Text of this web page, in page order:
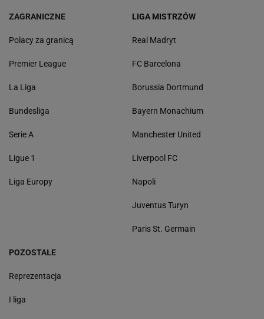
ZAGRANICZNE
Polacy za granicą
Premier League
La Liga
Bundesliga
Serie A
Ligue 1
Liga Europy
LIGA MISTRZÓW
Real Madryt
FC Barcelona
Borussia Dortmund
Bayern Monachium
Manchester United
Liverpool FC
Napoli
Juventus Turyn
Paris St. Germain
POZOSTAŁE
Reprezentacja
I liga